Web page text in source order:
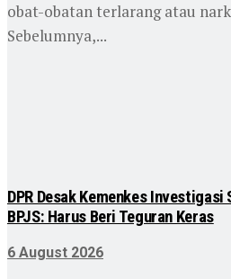
obat-obatan terlarang atau
Sebelumnya,...
DPR Desak Kemenkes Investigasi
BPJS: Harus Beri Teguran Keras
6 August 2026